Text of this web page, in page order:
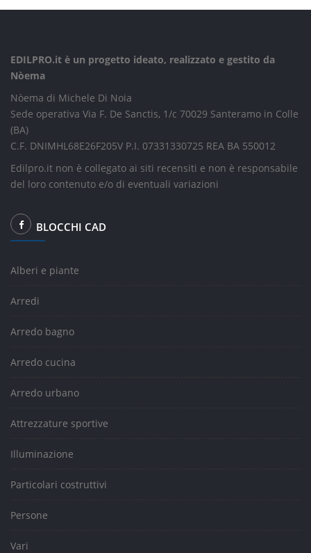
EDILPRO.it è un progetto ideato, realizzato e gestito da
Nòema
Nòema di Michele Di Noia
Sede operativa Via F. De Sanctis, 1/c 70029 Santeramo in Colle
(BA)
C.F. DNIMHL68E26F205V P.I. 07331330725 REA BA 550012
Edilpro.it non è collegato ai siti recensiti e non è responsabile
del loro contenuto e/o di eventuali variazioni
BLOCCHI CAD
Alberi e piante
Arredi
Arredo bagno
Arredo cucina
Arredo urbano
Attrezzature sportive
Illuminazione
Particolari costruttivi
Persone
Vari